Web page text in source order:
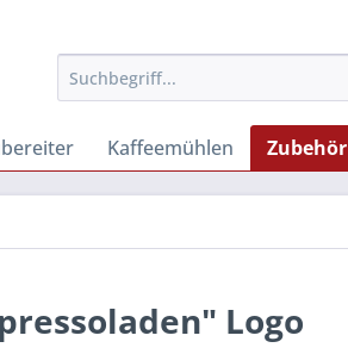
Kaffeemühlen Zubehör
Logo